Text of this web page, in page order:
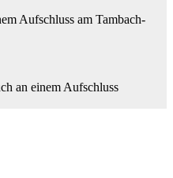
Aufschluss am Tambach-